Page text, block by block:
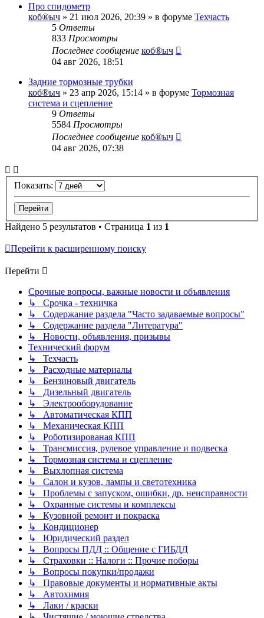
Про спидометр
коб®ыч » 21 июл 2026, 20:39 » в форуме Техчасть
5 Ответы
833 Просмотры
Последнее сообщение коб®ыч
04 авг 2026, 18:51
Задние тормозные трубки
коб®ыч » 23 апр 2026, 15:14 » в форуме Тормозная
система и сцепление
9 Ответы
5584 Просмотры
Последнее сообщение коб®ыч
04 авг 2026, 07:38
Показать:
Найдено 5 результатов • Страница 1 из 1
Перейти к расширенному поиску
Перейти
Срочные вопросы, важные новости и объявления
↳ Срочка - техничка
↳ Содержание раздела "Часто задаваемые вопросы"
↳ Содержание раздела "Литература"
↳ Новости, объявления, призывы
Технический форум
↳ Техчасть
↳ Расходные материалы
↳ Бензиновый двигатель
↳ Дизельный двигатель
↳ Электрооборудование
↳ Автоматическая КПП
↳ Механическая КПП
↳ Роботизированая КПП
↳ Трансмиссия, рулевое управление и подвеска
↳ Тормозная система и сцепление
↳ Выхлопная система
↳ Салон и кузов, лампы и светотехника
↳ Проблемы с запуском, ошибки, др. неисправности
↳ Охранные системы и комплексы
↳ Кузовной ремонт и покраска
↳ Кондиционер
↳ Юридический раздел
↳ Вопросы ПДД :: Общение с ГИБДД
↳ Страховки :: Налоги :: Прочие поборы
↳ Вопросы покупки/продажи
↳ Правовые документы и нормативные акты
↳ Автохимия
↳ Лаки / краски